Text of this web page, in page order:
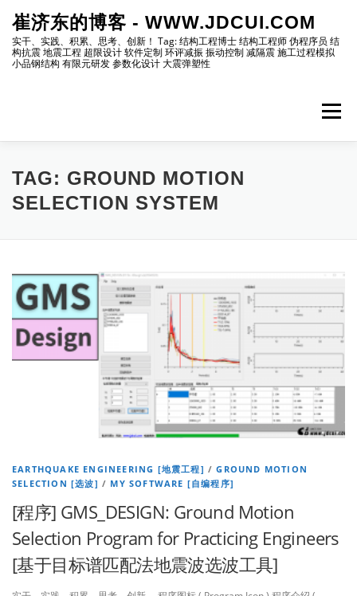
content
崔济东的博客 - WWW.JDCUI.COM
实干、实践、积累、思考、创新！ Tag: 结构工程博士 结构工程师 伪程序员 结
构抗震 地震工程 超限设计 软件定制 环评减振 振动控制 减隔震 施工过程模拟
小品钢结构 有限元研发 参数化设计 大震弹塑性
Menu
[最新] [地震工程] [振动控制] [试验分析]
[编程] [资源] [博主] [网站]
TAG: GROUND MOTION
SELECTION SYSTEM
EARTHQUAKE ENGINEERING [地震工程] /GROUND MOTION
SELECTION [选波] / MY SOFTWARE [自编程序]
[程序] GMS_DESIGN: Ground Motion
Selection Program for Practicing Engineers
[基于目标谱匹配法地震波选波工具]